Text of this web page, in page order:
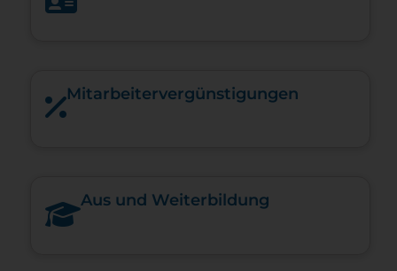
Mitarbeiter­vergünstigungen
Aus und Weiterbildung